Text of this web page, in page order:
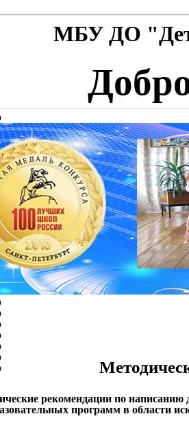
МБУ ДО
рекомендации по
программ в области